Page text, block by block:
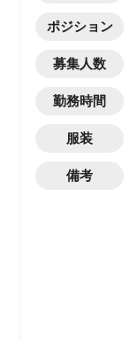
ポジション
募集人数
勤務時間
服装
備考